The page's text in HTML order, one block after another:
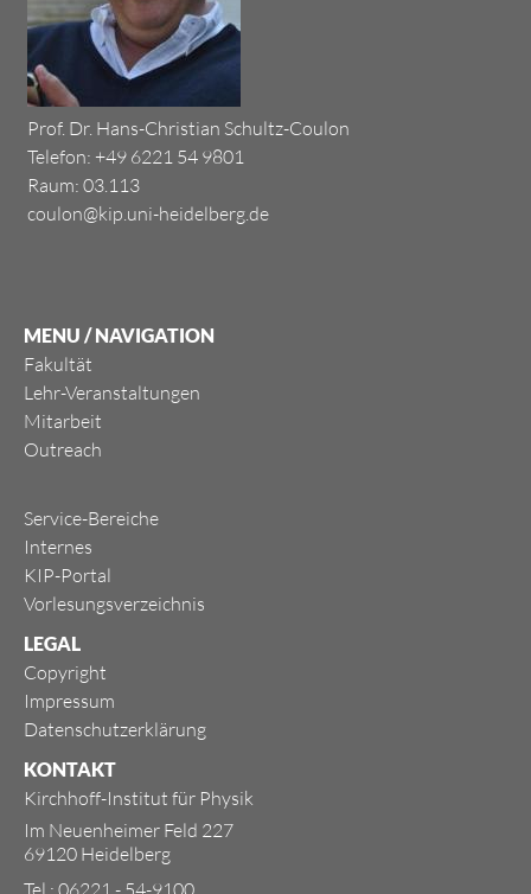
Prof. Dr. Hans-Christian Schultz-Coulon
Telefon: +49 6221 54 9801
Raum: 03.113
coulon@kip.uni-heidelberg.de
MENU / NAVIGATION
Fakultät
Lehr-Veranstaltungen
Mitarbeit
Outreach
Service-Bereiche
Internes
KIP-Portal
Vorlesungsverzeichnis
LEGAL
Copyright
Impressum
Datenschutzerklärung
KONTAKT
Kirchhoff-Institut für Physik
Im Neuenheimer Feld 227
69120 Heidelberg
Tel.: 06221 - 54-9100